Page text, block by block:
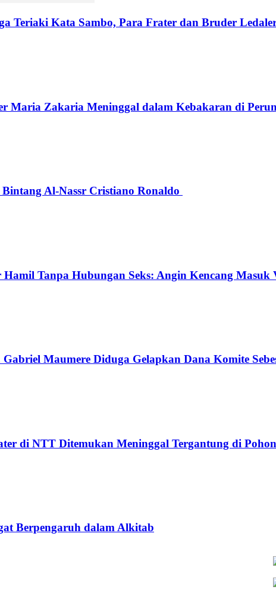
Teriaki Kata Sambo, Para Frater dan Bruder
Maria Zakaria Meninggal dalam Kebakaran di
Al-Nassr Cristiano Ronaldo
Tanpa Hubungan Seks: Angin Kencang Masuk
Maumere Diduga Gelapkan Dana Komite
di NTT Ditemukan Meninggal Tergantung di Pohon
Berpengaruh dalam Alkitab